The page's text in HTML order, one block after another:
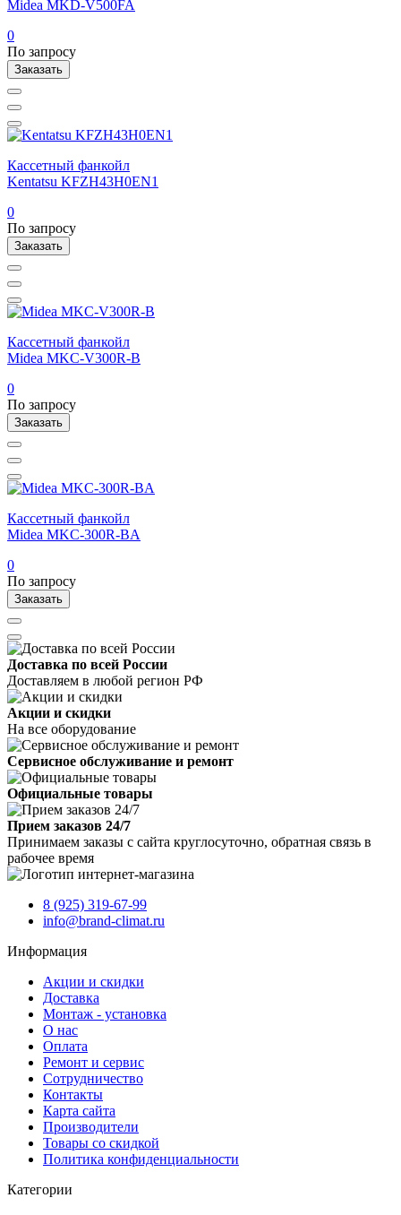
Midea MKD-V500FA
0
По запросу
Заказать
Кассетный фанкойл
Kentatsu KFZH43H0EN1
0
По запросу
Заказать
Кассетный фанкойл
Midea MKC-V300R-B
0
По запросу
Заказать
Кассетный фанкойл
Midea MKC-300R-BA
0
По запросу
Заказать
Доставка по всей России
Доставляем в любой регион РФ
Акции и скидки
На все оборудование
Сервисное обслуживание и ремонт
Официальные товары
Прием заказов 24/7
Принимаем заказы с сайта круглосуточно, обратная связь в
рабочее время
8 (925) 319-67-99
info@brand-climat.ru
Информация
Акции и скидки
Доставка
Монтаж - установка
О нас
Оплата
Ремонт и сервис
Сотрудничество
Контакты
Карта сайта
Производители
Товары со скидкой
Политика конфиденциальности
Категории